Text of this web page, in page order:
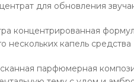
для обновления
концентрированная
нескольких капель средства
парфюмерная